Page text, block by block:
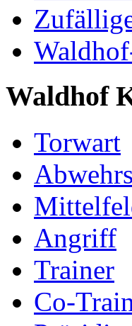
Waldhof
Torwart
Angriff
Trainer
Co-